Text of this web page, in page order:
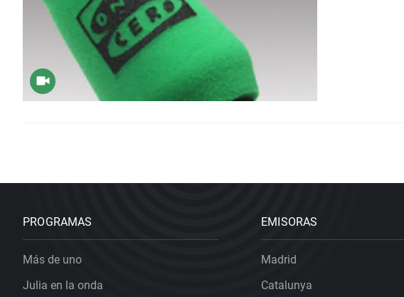
PROGRAMAS
Más de uno
Julia en la onda
EMISORAS
Madrid
Catalunya